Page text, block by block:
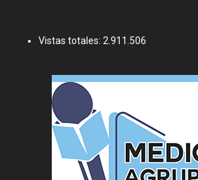
Vistas totales: 2.911.506